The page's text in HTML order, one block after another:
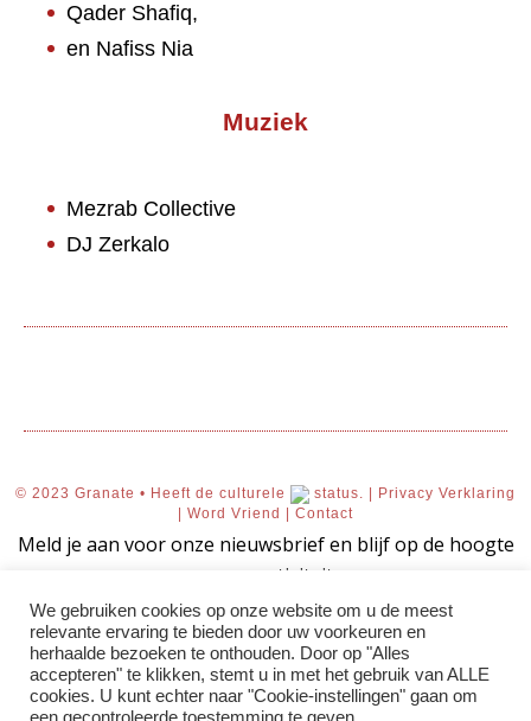
Qader Shafiq,
en Nafiss Nia
Muziek
Mezrab Collective
DJ Zerkalo
© 2023 Granate • Heeft de culturele status. |
Privacy Verklaring
| Word Vriend | Contact
We gebruiken cookies op onze website om u de meest
relevante ervaring te bieden door uw voorkeuren en
herhaalde bezoeken te onthouden. Door op "Alles
accepteren" te klikken, stemt u in met het gebruik van ALLE
cookies. U kunt echter naar "Cookie-instellingen" gaan om
Meld je aan voor onze nieuwsbrief en blijf op de hoogte
van onze activiteiten.
AANMELDEN!